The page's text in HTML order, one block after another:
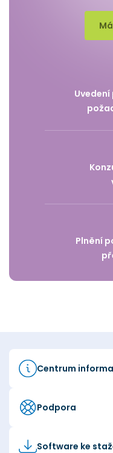
Plnění
Centrum
Podpora
Software ke